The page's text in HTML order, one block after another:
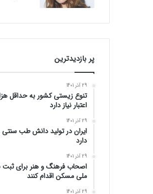
پر بازدیدترین
29 آذر 1401
اعتبار نیاز دارد
29 آذر 1401
ایران در تولید دانش طب سنتی
دارد
29 آذر 1401
اصحاب فرهنگ و هنر برای
ملی مسکن اقدام کنند
29 آذر 1401